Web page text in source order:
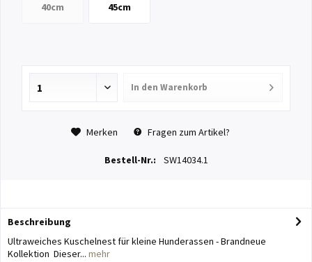
40cm 45cm
In den Warenkorb
Merken Fragen zum Artikel?
Bestell-Nr.: SW14034.1
Beschreibung
Ultraweiches Kuschelnest für kleine Hunderassen - Brandneue
Kollektion Dieser... mehr